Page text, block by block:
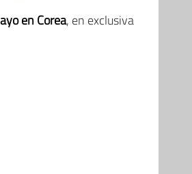
en Corea, en exclusiva